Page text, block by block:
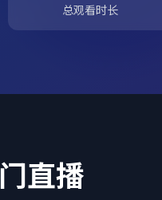
总观看时长
直播